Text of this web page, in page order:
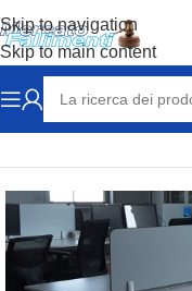
Skip to navigation
Skip to main content
Home ARREDAMENTO